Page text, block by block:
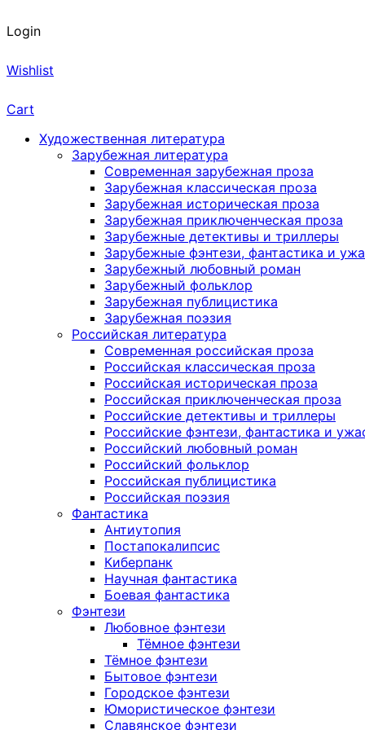
Login
Wishlist
Cart
Художественная литература
Зарубежная литература
Современная зарубежная проза
Зарубежная классическая проза
Зарубежная историческая проза
Зарубежная приключенческая проза
Зарубежные детективы и триллеры
Зарубежные фэнтези, фантастика и
Зарубежный любовный роман
Зарубежный фольклор
Зарубежная публицистика
Зарубежная поэзия
Российская литература
Современная российская проза
Российская классическая проза
Российская историческая проза
Российская приключенческая проза
Российские детективы и триллеры
Российские фэнтези, фантастика и
Российский любовный роман
Российский фольклор
Российская публицистика
Российская поэзия
Фантастика
Антиутопия
Постапокалипсис
Киберпанк
Научная фантастика
Боевая фантастика
Фэнтези
Любовное фэнтези
Тёмное фэнтези
Тёмное фэнтези
Бытовое фэнтези
Городское фэнтези
Юмористическое фэнтези
Славянское фэнтези